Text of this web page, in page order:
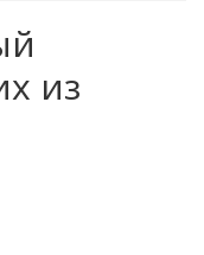
из